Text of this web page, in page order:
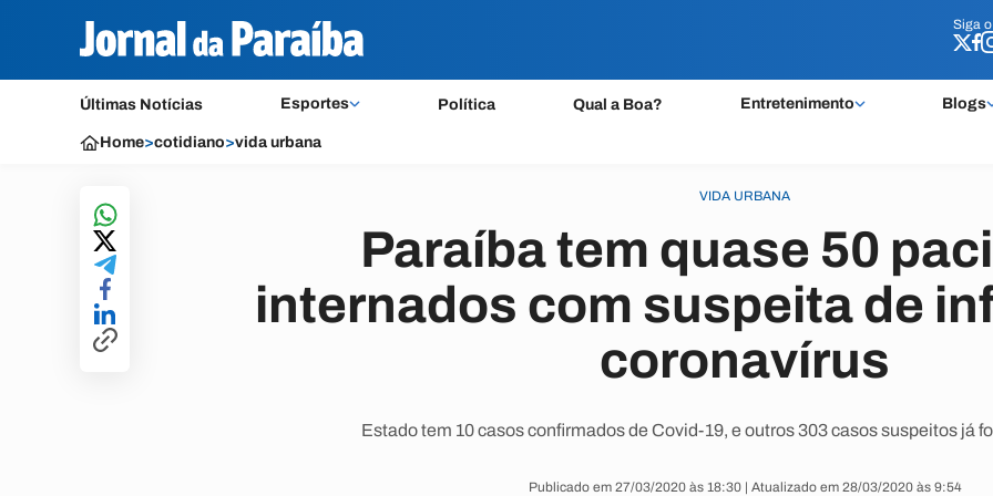
Siga o
Últimas Notícias Esportes Política Qual a Boa? Entretenimento Blogs
Siga o
Home>cotidiano>vida urbana
VIDA URBANA
Paraíba tem quase 50
internados com suspeita de
coronavírus
Estado tem 10 casos confirmados de Covid-19, e outros 303 casos suspeitos já
Publicado em 27/03/2020 às 18:30 | Atualizado em 28/03/2020 às 9:54